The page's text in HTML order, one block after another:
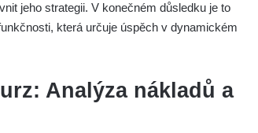
jeho strategii. V konečném důsledku je to
která určuje úspěch v dynamickém
Analýza nákladů a